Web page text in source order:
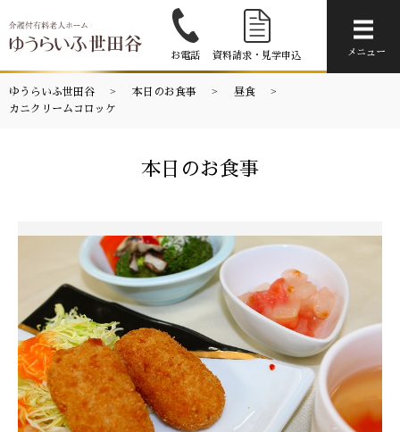
お電話 資料請求・見学申込 メニュー
ゆうらいふ世田谷 本日のお食事
昼食
カニクリームコロッケ
本日のお食事